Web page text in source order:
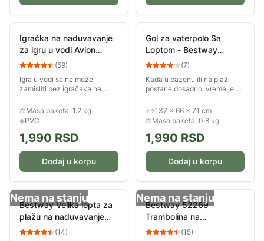
Igračka na naduvavanje
za igru u vodi Avion
91701
(59)
Igra u vodi se ne može
zamisliti bez igračaka na
ili bazen. Laka je za nošenje
jer se vrlo brzo napumpa ili
ispumpa.
⚖Masa paketa: 1.2 kg
◈PVC
1,990 RSD
Dodaj u korpu
Gol za vaterpolo Sa
Loptom - Bestway
052123
(7)
Kada u bazenu ili na plaži
postane dosadno, vreme je za
gola su 137 x 66 x 71 cm, u
paketu dobijate i loptu...
↔137 × 66 × 71 cm
⚖Masa paketa: 0.8 kg
1,990 RSD
Dodaj u korpu
Nema na stanju
Bestway Velika lopta za
plažu na naduvavanje
91cm 31044
(14)
Nema na stanju
Bestway 52269
Trambolina na
naduvavanje
(15)